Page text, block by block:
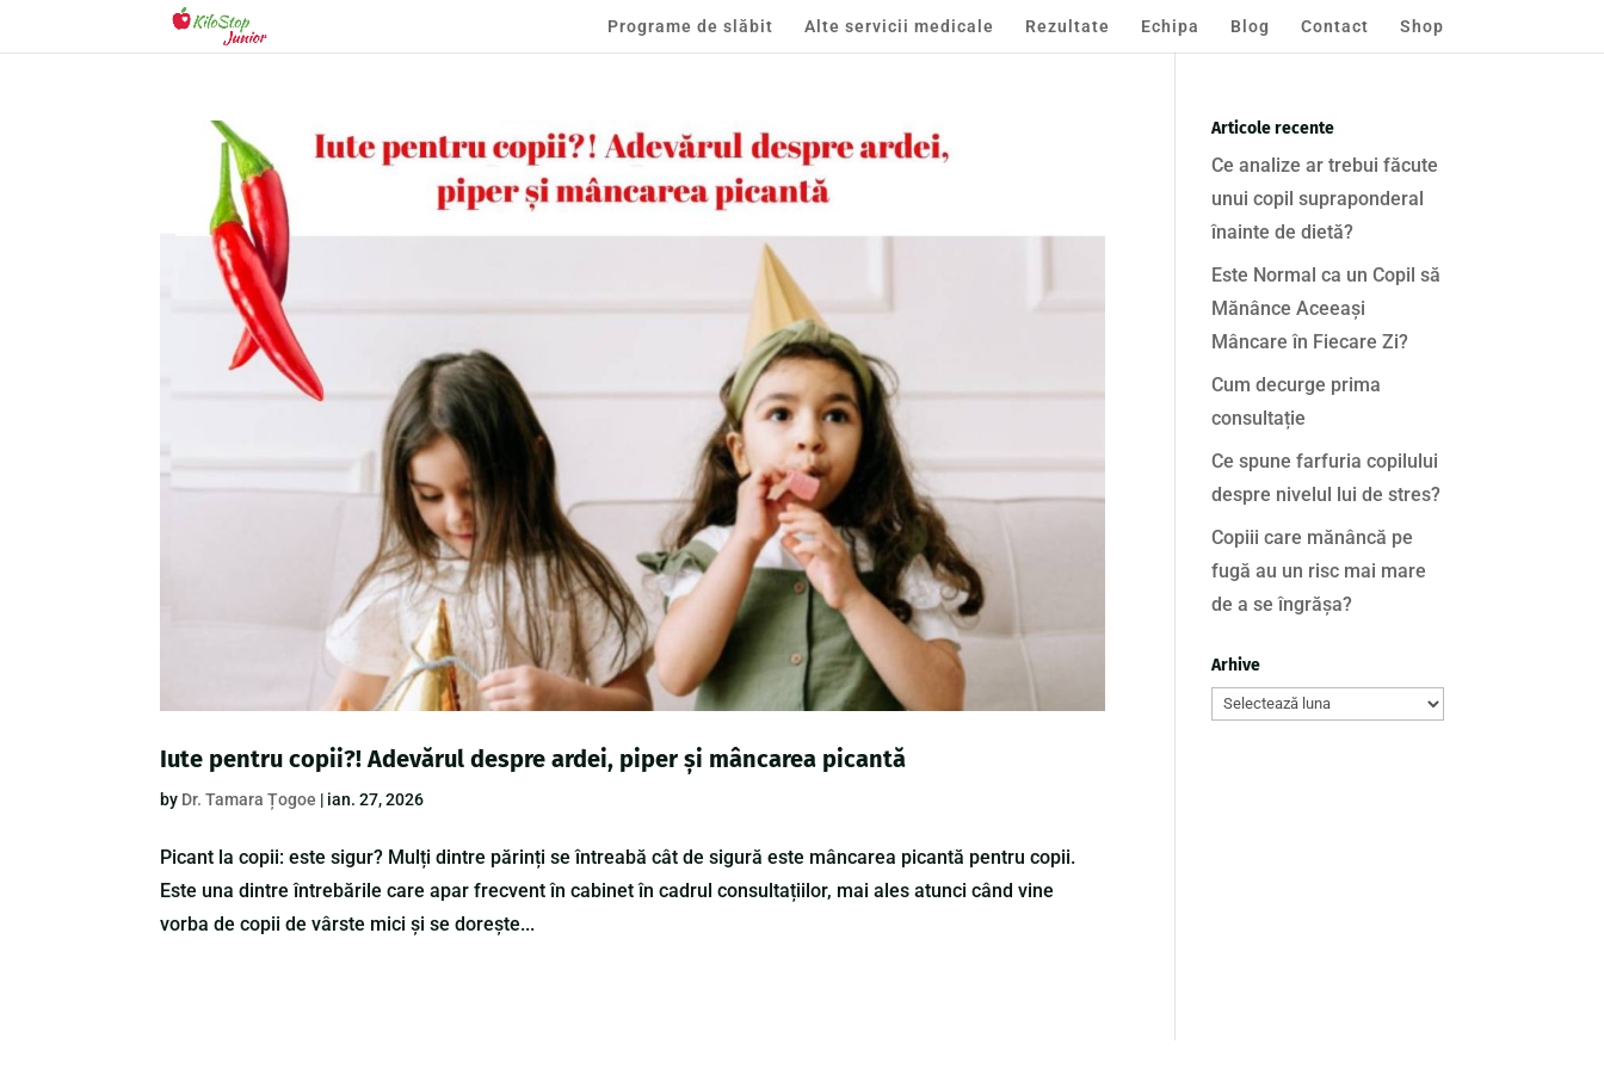
Programe de slăbit Alte servicii medicale Rezultate Echipa Blog Contact Shop
Iute pentru copii?! Adevărul despre ardei, piper și mâncarea picantă
by Dr. Tamara Țogoe | ian. 27, 2026
Picant la copii: este sigur? Mulți dintre părinți se întreabă cât de sigură este mâncarea picantă pentru copii.
Este una dintre întrebările care apar frecvent în cabinet în cadrul consultațiilor, mai ales atunci când vine
vorba de copii de vârste mici și se dorește...
Articole recente
Ce analize ar trebui făcute
unui copil supraponderal
înainte de dietă?
Este Normal ca un Copil să
Mănânce Aceeași
Mâncare în Fiecare Zi?
Cum decurge prima
consultație
Ce spune farfuria copilului
despre nivelul lui de stres?
Copiii care mănâncă pe
fugă au un risc mai mare
de a se îngrășa?
Arhive
Arhive